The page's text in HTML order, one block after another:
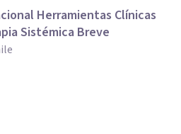
Herramientas Clínicas
Sistémica Breve